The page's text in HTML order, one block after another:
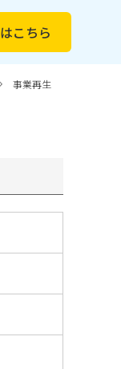
はこちら
事業再生